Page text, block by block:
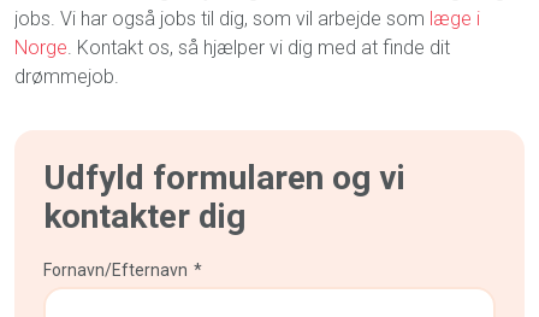
jobs. Vi har også jobs til dig, som vil arbejde som læge i
Norge. Kontakt os, så hjælper vi dig med at finde dit
drømmejob.
Udfyld formularen og vi
kontakter dig
Fornavn/Efternavn *